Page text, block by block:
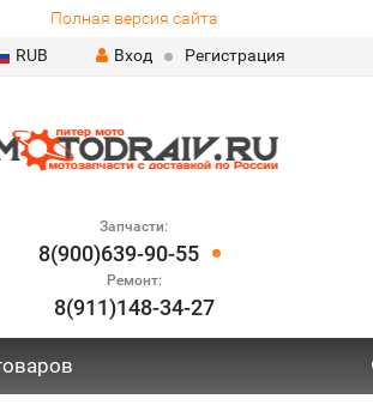
Полная версия сайта
RUB
Вход Регистрация
Запчасти:
8(900)639-90-55
Ремонт:
8(911)148-34-27